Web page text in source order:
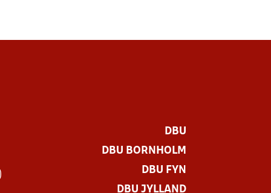
DBU
DBU BORNHOLM
DBU FYN
DBU JYLLAND